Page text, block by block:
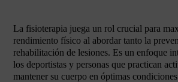
La fisioterapia juega un rol crucial para
rendimiento físico al abordar tanto la
rehabilitación de lesiones. Es un enfoque
los deportistas y personas que practican
mantener su cuerpo en óptimas